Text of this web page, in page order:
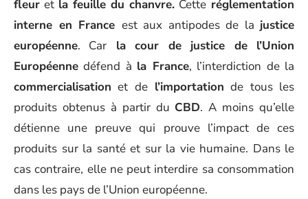
fleur etla feuille du chanvre. Cette réglementation
interne en France est aux antipodes de la justice
européenne. Car la cour de justice de l’Union
Européenne défend à la France, l’interdiction de la
commercialisation et del’importation de tous les
produits obtenus à partir du CBD. A moins qu’elle
détienne une preuve qui prouve l’impact de ces
produits sur la santé et sur la vie humaine. Dans le
cas contraire, elle ne peut interdire sa consommation
dans les pays de l’Union européenne.